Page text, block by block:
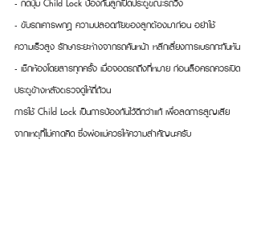
- กดปุ่ม Child Lock ป้องกันลูกเปิดประตูขณะรถวิ่ง
- ขับรถเคารพกฎ ความปลอดภัยของลูกต้องมาก่อน อย่าใช้
ความเร็วสูง รักษาระยะห่างจากรถคันหน้า หลีกเลี่ยงการเบรกกะทันหัน
- เช็กห้องโดยสารทุกครั้ง เมื่อจอดรถถึงที่หมาย ก่อนล็อครถควรเปิด
ประตูข้างหลังตรวจดูให้ถี่ถ้วน
การใช้ Child Lock เป็นการป้องกันไว้ดีกว่าแก้ เพื่อลดการสูญเสีย
จากเหตุที่ไม่คาดคิด ซึ่งพ่อแม่ควรให้ความสำคัญนะครับ